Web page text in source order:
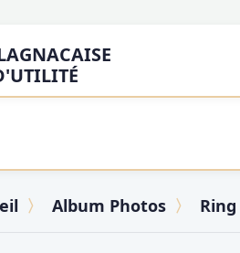
Album Photos Ring